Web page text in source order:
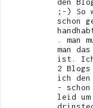
;-) So
schon
. man
man
ist. Ich
2
ich
-
leid um